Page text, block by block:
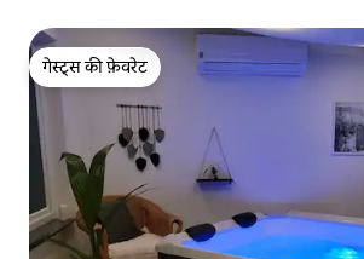
गेस्ट्स की फ़ेवरेट
गेस्ट्स की फ़ेवरेट